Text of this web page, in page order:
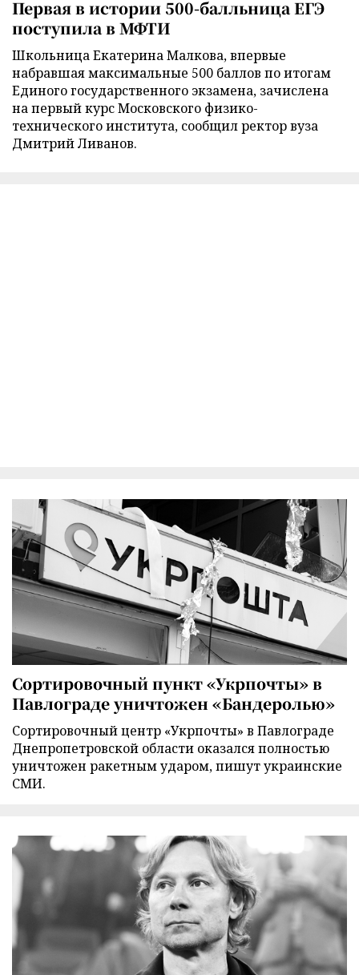
Первая в истории 500-балльница ЕГЭ
поступила в МФТИ
Школьница Екатерина Малкова, впервые
набравшая максимальные 500 баллов по итогам
Единого государственного экзамена, зачислена
на первый курс Московского физико-
технического института, сообщил ректор вуза
Дмитрий Ливанов.
Сортировочный пункт «Укрпочты» в
Павлограде уничтожен «Бандеролью»
Сортировочный центр «Укрпочты» в Павлограде
Днепропетровской области оказался полностью
уничтожен ракетным ударом, пишут украинские
СМИ.